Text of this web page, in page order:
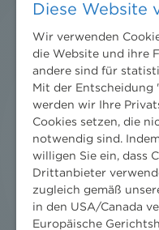
Diese Website
Wir verwenden
die Website und ihre
andere sind für
Mit der Entscheidung
werden wir Ihre
Cookies setzen, die
notwendig sind.
willigen Sie ein, dass
Drittanbieter
zugleich gemäß
in den USA/Canada
Europäische